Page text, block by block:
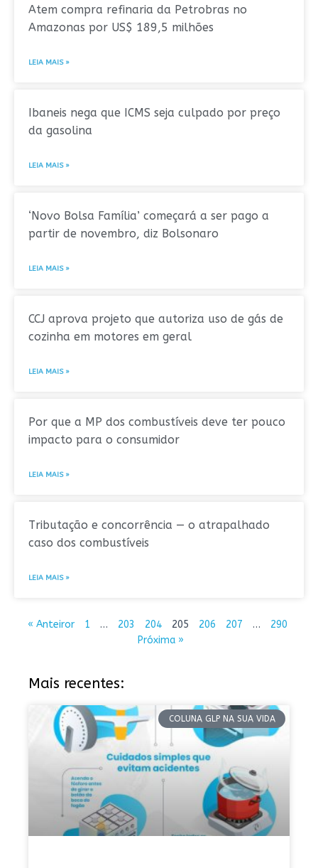
Atem compra refinaria da Petrobras no
Amazonas por US$ 189,5 milhões
LEIA MAIS »
Ibaneis nega que ICMS seja culpado por preço
da gasolina
LEIA MAIS »
‘Novo Bolsa Família’ começará a ser pago a
partir de novembro, diz Bolsonaro
LEIA MAIS »
CCJ aprova projeto que autoriza uso de gás de
cozinha em motores em geral
LEIA MAIS »
Por que a MP dos combustíveis deve ter pouco
impacto para o consumidor
LEIA MAIS »
Tributação e concorrência — o atrapalhado
caso dos combustíveis
LEIA MAIS »
« Anteiror 1 … 203 204 205 206 207 …
290
Próxima »
Mais recentes:
COLUNA GLP NA SUA VIDA